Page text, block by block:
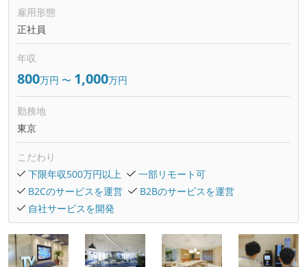
雇用形態
正社員
年収
800万円 〜 1,000万円
勤務地
東京
こだわり
下限年収500万円以上
一部リモート可
B2Cのサービスを運営
B2Bのサービスを運営
自社サービスを開発